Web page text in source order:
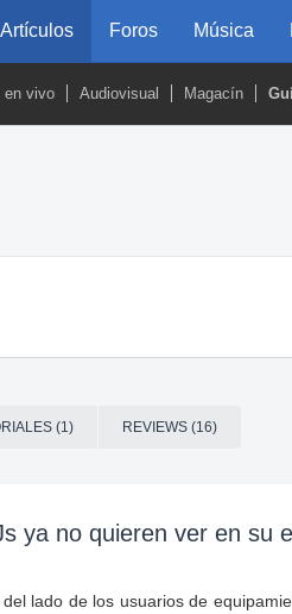
Artículos Foros Música
en vivo Audiovisual Magacín
(1) REVIEWS (16)
ya no quieren ver en su
lado de los usuarios de